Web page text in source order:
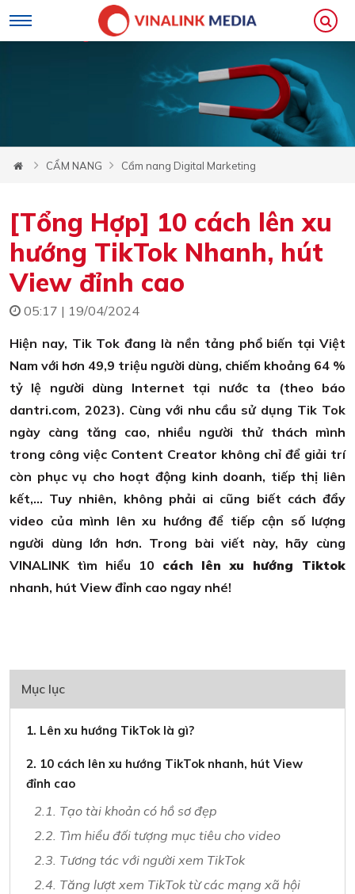
CẨM NANG Cẩm nang Digital Marketing
[Tổng Hợp] 10 cách lên xu
hướng TikTok Nhanh, hút
View đỉnh cao
05:17 | 19/04/2024
Hiện nay, Tik Tok đang là nền tảng phổ biến tại Việt
Nam với hơn 49,9 triệu người dùng, chiếm khoảng 64 %
tỷ lệ người dùng Internet tại nước ta (theo báo
dantri.com, 2023). Cùng với nhu cầu sử dụng Tik Tok
ngày càng tăng cao, nhiều người thử thách mình
trong công việc Content Creator không chỉ để giải trí
còn phục vụ cho hoạt động kinh doanh, tiếp thị liên
kết,... Tuy nhiên, không phải ai cũng biết cách đẩy
video của mình lên xu hướng để tiếp cận số lượng
người dùng lớn hơn. Trong bài viết này, hãy cùng
VINALINK tìm hiểu 10 cách lên xu hướng Tiktok
nhanh, hút View đỉnh cao ngay nhé!
Mục lục
1. Lên xu hướng TikTok là gì?
2. 10 cách lên xu hướng TikTok nhanh, hút View
đỉnh cao
2.1. Tạo tài khoản có hồ sơ đẹp
2.2. Tìm hiểu đối tượng mục tiêu cho video
2.3. Tương tác với người xem TikTok
2.4. Tăng lượt xem TikTok từ các mạng xã hội